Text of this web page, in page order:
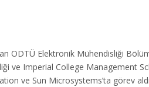
ODTÜ Elektronik Mühendisliği
ve Imperial College Management
ve Sun Microsystems’ta görev